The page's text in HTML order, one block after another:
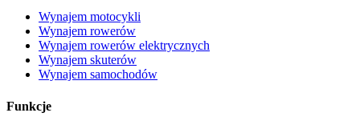
Wynajem motocykli
Wynajem rowerów
Wynajem rowerów elektrycznych
Wynajem skuterów
Wynajem samochodów
Funkcje